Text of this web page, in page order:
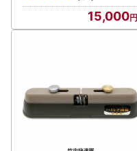
15,000